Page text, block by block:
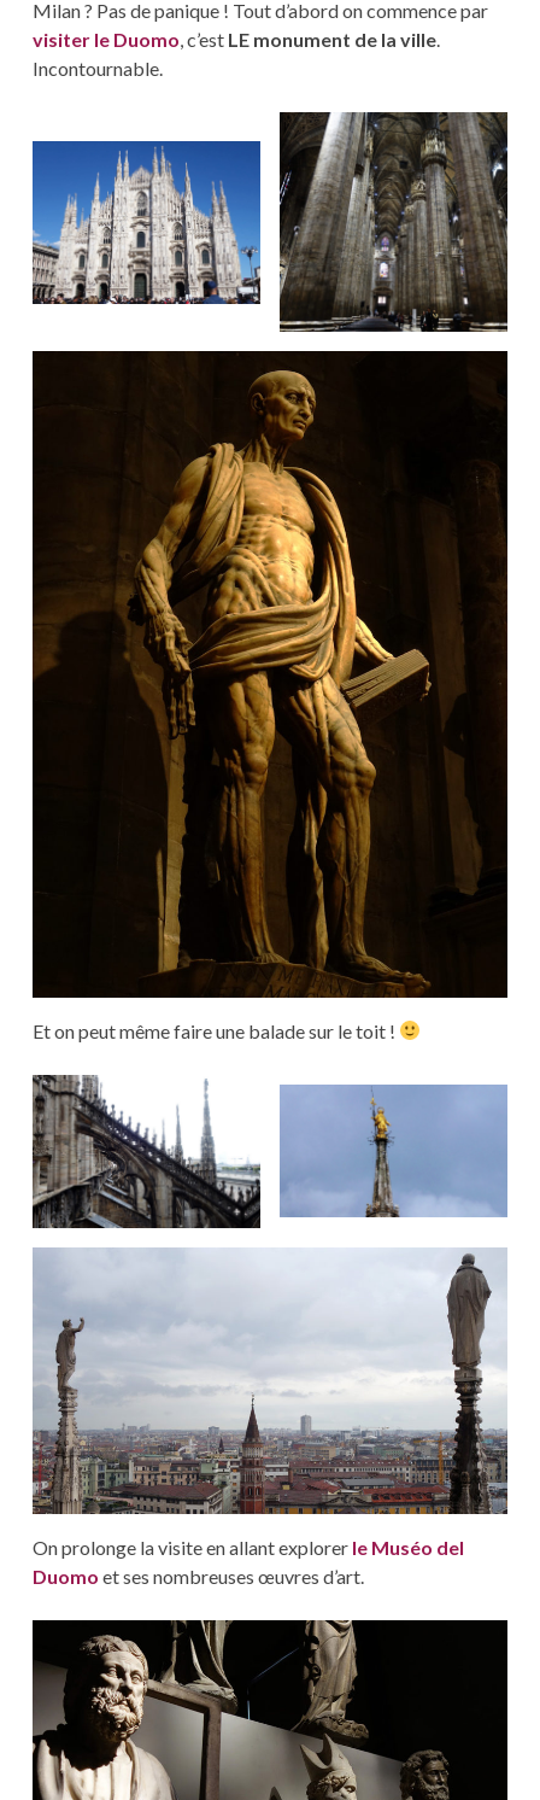
Milan ? Pas de panique ! Tout d’abord on commence par
visiter le Duomo, c’est LE monument de la ville.
Incontournable.
Et on peut même faire une balade sur le toit !
On prolonge la visite en allant explorer le Muséo del
Duomo et ses nombreuses œuvres d’art.